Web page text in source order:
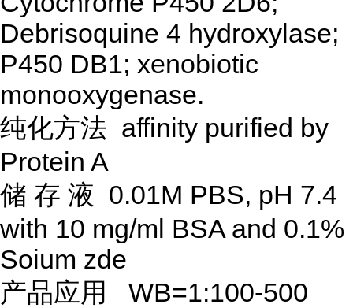
Debrisoquine 4 hydroxylase;
P450 DB1; xenobiotic
monooxygenase.
纯化方法 affinity purified by
Protein A
储 存 液 0.01M PBS, pH 7.4
with 10 mg/ml BSA and 0.1%
Soium zde
产品应用
WB=1:100-500